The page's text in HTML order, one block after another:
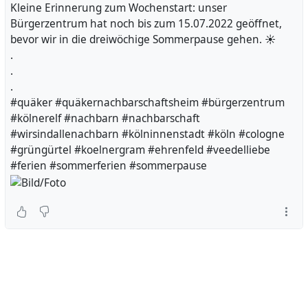
Kleine Erinnerung zum Wochenstart: unser
Bürgerzentrum hat noch bis zum 15.07.2022 geöffnet,
bevor wir in die dreiwöchige Sommerpause gehen. ☀️
.
.
.
#quäker #quäkernachbarschaftsheim #bürgerzentrum
#kölnerelf #nachbarn #nachbarschaft
#wirsindallenachbarn #kölninnenstadt #köln #cologne
#grüngürtel #koelnergram #ehrenfeld #veedelliebe
#ferien #sommerferien #sommerpause